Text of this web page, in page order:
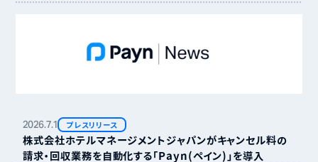
2026.7.1 プレスリリース
株式会社ホテルマネージメントジャパンがキャンセル料の
請求・回収業務を自動化する「Payn（ペイン）」を導入